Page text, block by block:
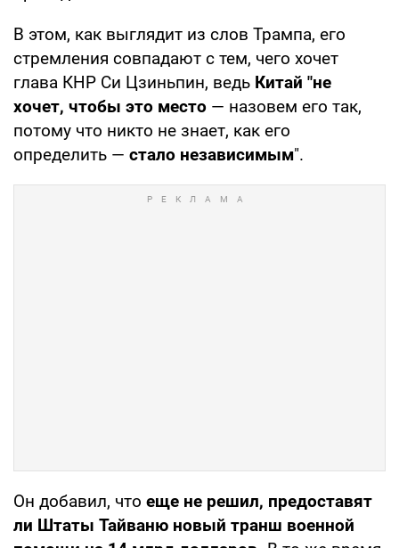
В этом, как выглядит из слов Трампа, его
стремления совпадают с тем, чего хочет
глава КНР Си Цзиньпин, ведь Китай "не
хочет, чтобы это место — назовем его так,
потому что никто не знает, как его
определить — стало независимым".
Он добавил, что еще не решил, предоставят
ли Штаты Тайваню новый транш военной